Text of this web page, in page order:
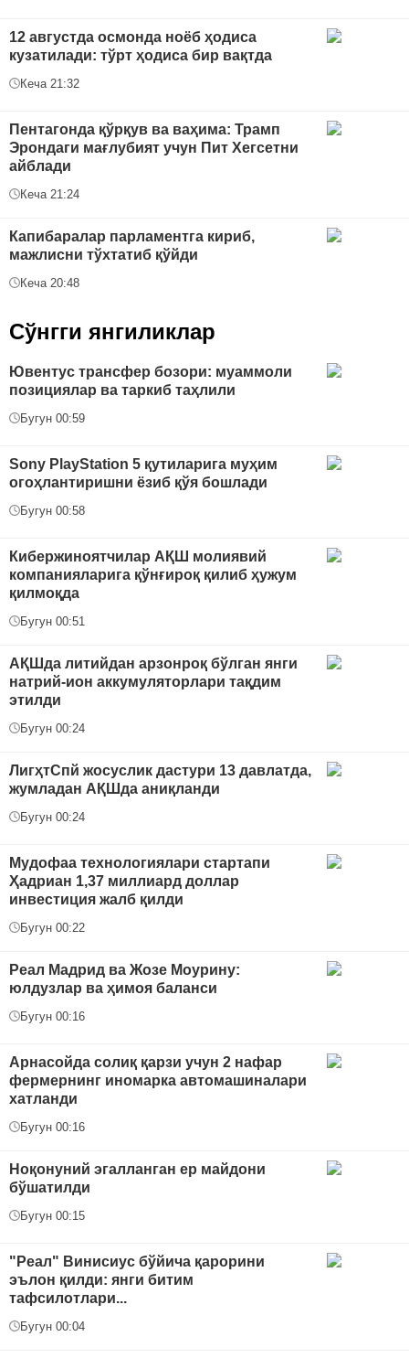
12 августда осмонда ноёб ҳодиса
кузатилади: тўрт ҳодиса бир вақтда
Кеча 21:32
Пентагонда қўрқув ва ваҳима: Трамп
Эрондаги мағлубият учун Пит Хегсетни
айблади
Кеча 21:24
Капибаралар парламентга кириб,
мажлисни тўхтатиб қўйди
Кеча 20:48
Сўнгги янгиликлар
Ювентус трансфер бозори: муаммоли
позициялар ва таркиб таҳлили
Бугун 00:59
Sony PlayStation 5 қутиларига муҳим
огоҳлантиришни ёзиб қўя бошлади
Бугун 00:58
Кибержиноятчилар АҚШ молиявий
компанияларига қўнғироқ қилиб ҳужум
қилмоқда
Бугун 00:51
АҚШда литийдан арзонроқ бўлган янги
натрий-ион аккумуляторлари тақдим
этилди
Бугун 00:24
ЛигҳтСпй жосуслик дастури 13 давлатда,
жумладан АҚШда аниқланди
Бугун 00:24
Мудофаа технологиялари стартапи
Ҳадриан 1,37 миллиард доллар
инвестиция жалб қилди
Бугун 00:22
Реал Мадрид ва Жозе Моурину:
юлдузлар ва ҳимоя баланси
Бугун 00:16
Арнасойда солиқ қарзи учун 2 нафар
фермернинг иномарка автомашиналари
хатланди
Бугун 00:16
Ноқонуний эгалланган ер майдони
бўшатилди
Бугун 00:15
"Реал" Винисиус бўйича қарорини
эълон қилди: янги битим
тафсилотлари...
Бугун 00:04